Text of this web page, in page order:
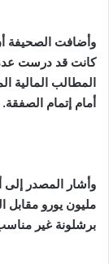
وأضافت الصحيفة
كانت قد درست عدة
المطالب المالية
أمام إتمام الصفقة.
مليون يورو مقابل
برشلونة غير